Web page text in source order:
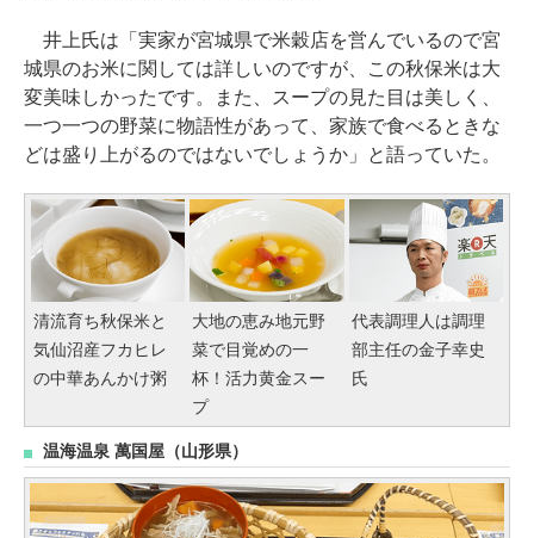
井上氏は「実家が宮城県で米穀店を営んでいるので宮
城県のお米に関しては詳しいのですが、この秋保米は大
変美味しかったです。また、スープの見た目は美しく、
一つ一つの野菜に物語性があって、家族で食べるときな
どは盛り上がるのではないでしょうか」と語っていた。
清流育ち秋保米と
気仙沼産フカヒレ
の中華あんかけ粥
大地の恵み地元野
菜で目覚めの一
杯！活力黄金スー
プ
代表調理人は調理
部主任の金子幸史
氏
温海温泉 萬国屋（山形県）